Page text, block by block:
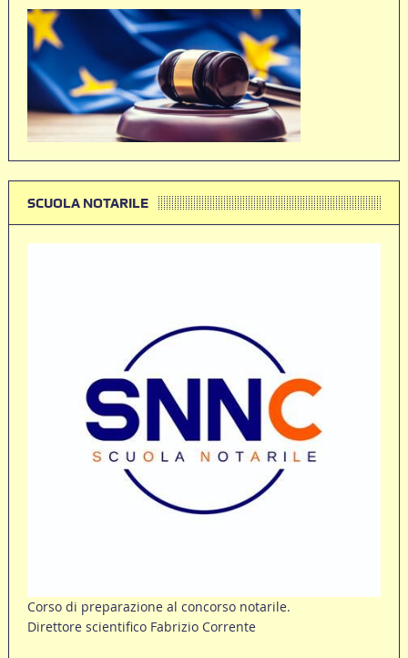
SCUOLA NOTARILE
Corso di preparazione al concorso notarile.
Direttore scientifico Fabrizio Corrente